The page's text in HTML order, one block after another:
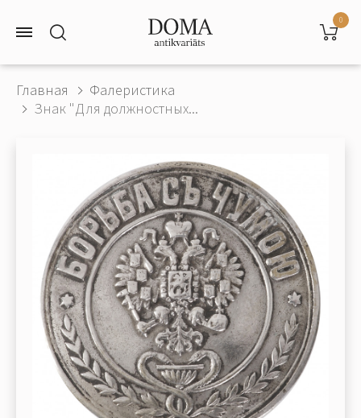
0
Главная
Фалеристика
Знак "Для должностных...